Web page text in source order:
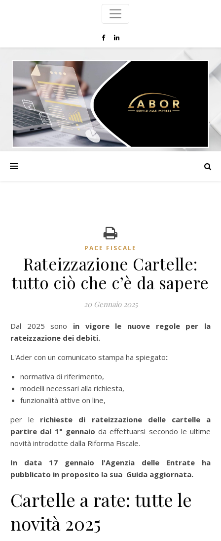
PACE FISCALE
Rateizzazione Cartelle:
tutto ciò che c’è da sapere
20 Gennaio 2025
Dal 2025 sono in vigore le nuove regole per la
rateizzazione dei debiti.
L'Ader con un comunicato stampa ha spiegato:
normativa di riferimento,
modelli necessari alla richiesta,
funzionalità attive on line,
per le richieste di rateizzazione delle cartelle a
partire dal 1° gennaio da effettuarsi secondo le ultime
novità introdotte dalla Riforma Fiscale.
In data 17 gennaio l'Agenzia delle Entrate ha
pubblicato in proposito la sua Guida aggiornata.
Cartelle a rate: tutte le
novità 2025